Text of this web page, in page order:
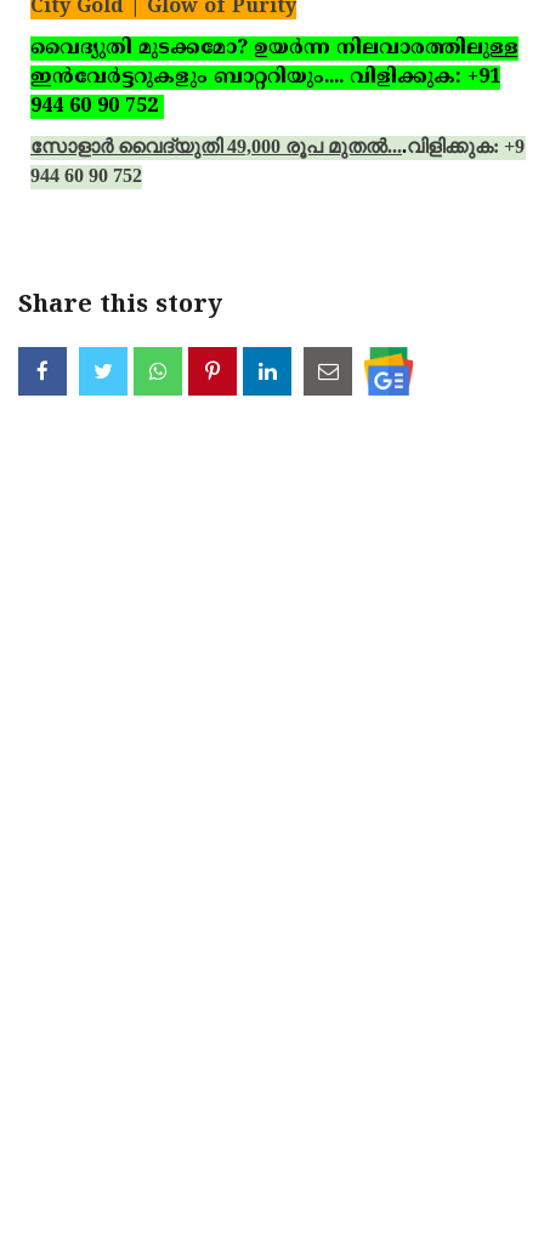
City Gold | Glow of Purity
വൈദ്യുതി മുടക്കമോ? ഉയര്‍ന്ന നിലവാരത്തിലുള്ള
ഇന്‍വേര്‍ട്ടറുകളും ബാറ്ററിയും.... വിളിക്കുക: +91
944 60 90 752
സോളാര്‍ വൈദ്യുതി 49,000 രൂപ മുതല്‍....വിളിക്കുക: +91
944 60 90 752
Share this story